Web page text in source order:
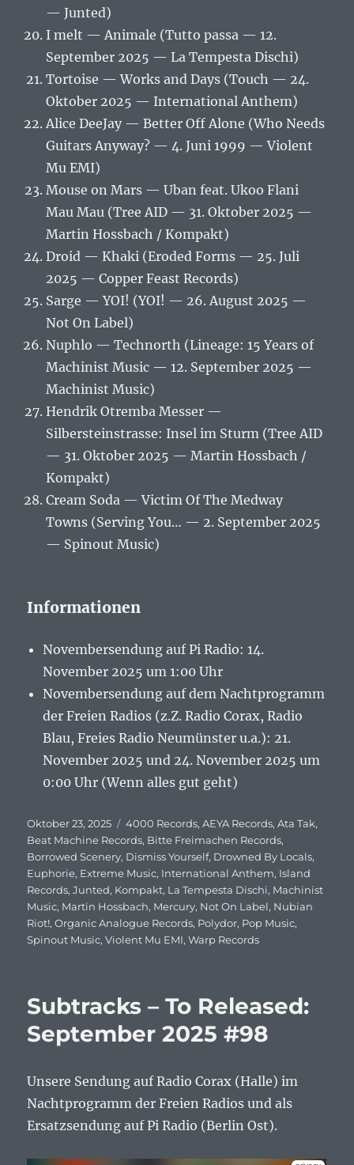
— Junted)
I melt — Animale (Tutto passa — 12.
September 2025 — La Tempesta Dischi)
Tortoise — Works and Days (Touch — 24.
Oktober 2025 — International Anthem)
Alice DeeJay — Better Off Alone (Who Needs
Guitars Anyway? — 4. Juni 1999 — Violent
Mu EMI)
Mouse on Mars — Uban feat. Ukoo Flani
Mau Mau (Tree AID — 31. Oktober 2025 —
Martin Hossbach / Kompakt)
Droid — Khaki (Eroded Forms — 25. Juli
2025 — Copper Feast Records)
Sarge — YOI! (YOI! — 26. August 2025 —
Not On Label)
Nuphlo — Technorth (Lineage: 15 Years of
Machinist Music — 12. September 2025 —
Machinist Music)
Hendrik Otremba Messer —
Silbersteinstrasse: Insel im Sturm (Tree AID
— 31. Oktober 2025 — Martin Hossbach /
Kompakt)
Cream Soda — Victim Of The Medway
Towns (Serving You… — 2. September 2025
— Spinout Music)
Informationen
Novembersendung auf Pi Radio: 14.
November 2025 um 1:00 Uhr
Novembersendung auf dem Nachtprogramm
der Freien Radios (z.Z. Radio Corax, Radio
Blau, Freies Radio Neumünster u.a.): 21.
November 2025 und 24. November 2025 um
0:00 Uhr (Wenn alles gut geht)
Veröffentlicht
am
Oktober 23, 2025 Schlagwörter
4000 Records,AEYA Records,Ata Tak,
Beat Machine Records, Bitte Freimachen Records,
Borrowed Scenery, Dismiss Yourself, Drowned By Locals,
Euphorie, Extreme Music, International Anthem, Island
Records,Junted, Kompakt, La Tempesta Dischi, Machinist
Music, Martin Hossbach, Mercury, Not On Label, Nubian
Riot!,Organic Analogue Records, Polydor, Pop Music,
Spinout Music,Violent Mu EMI,Warp Records
Subtracks – To Released:
September 2025 #98
Unsere Sendung auf Radio Corax (Halle) im
Nachtprogramm der Freien Radios und als
Ersatzsendung auf Pi Radio (Berlin Ost).